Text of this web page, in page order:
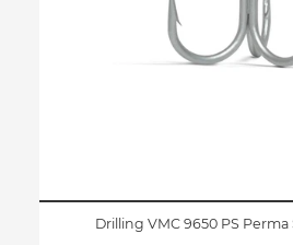
Drilling VMC 9650 PS Perma